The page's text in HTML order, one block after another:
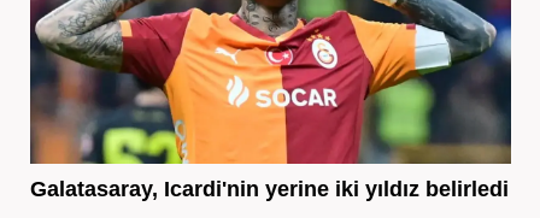
Galatasaray, Icardi'nin yerine iki yıldız belirledi